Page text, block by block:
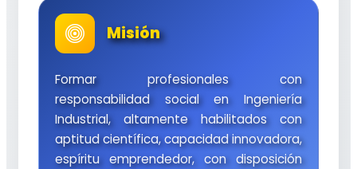
Misión
Formar profesionales con
responsabilidad social en Ingeniería
Industrial, altamente habilitados con
aptitud científica, capacidad innovadora,
espíritu emprendedor, con disposición